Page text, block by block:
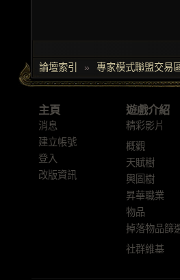
論壇索引 » 專家模式聯盟交易
主頁
消息
建立帳號
登入
改版資訊
遊戲介紹
精彩影片
概觀
天賦樹
輿圖樹
昇華職業
物品
掉落物品篩
社群維基